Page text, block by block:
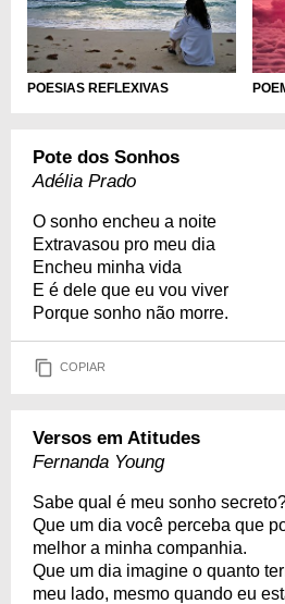
POESIAS REFLEXIVAS
Pote dos Sonhos
Adélia Prado
O sonho encheu a noite
Extravasou pro meu dia
Encheu minha vida
E é dele que eu vou viver
Porque sonho não morre.
COPIAR
Versos em Atitudes
Fernanda Young
Sabe qual é meu sonho
Que um dia você perceba que
melhor a minha companhia.
Que um dia imagine o quanto
meu lado, mesmo quando eu